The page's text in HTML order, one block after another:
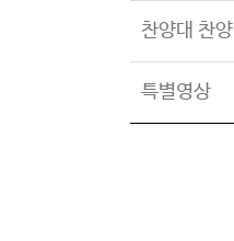
찬양대 찬양
특별영상